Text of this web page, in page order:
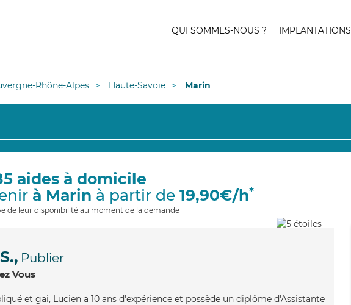
QUI SOMMES-NOUS ? IMPLANTATIONS
Rhône-Alpes Haute-Savoie Marin
aides à domicile
à Marin à partir de 19,90€/h*
de leur disponibilité au moment de la demande
Publier
Vous
et gai, Lucien a 10 ans d'expérience et possède un diplôme d'Assistante